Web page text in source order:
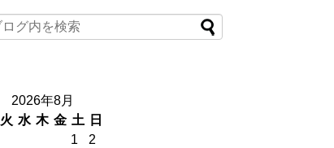
2026年8月
火 水 木 金 土
日
1
2